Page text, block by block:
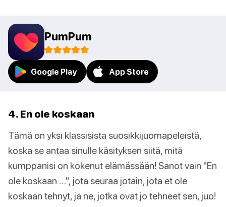
PumPum
Google Play App Store
4. En ole koskaan
Tämä on yksi klassisista suosikkijuomapeleistä,
koska se antaa sinulle käsityksen siitä, mitä
kumppanisi on kokenut elämässään! Sanot vain "En
ole koskaan …", jota seuraa jotain, jota et ole
koskaan tehnyt, ja ne, jotka ovat jo tehneet sen, juo!